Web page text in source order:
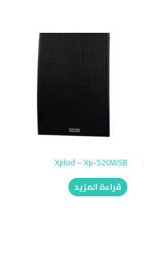
Xplod – Xp-520WSB
قراءة المزيد